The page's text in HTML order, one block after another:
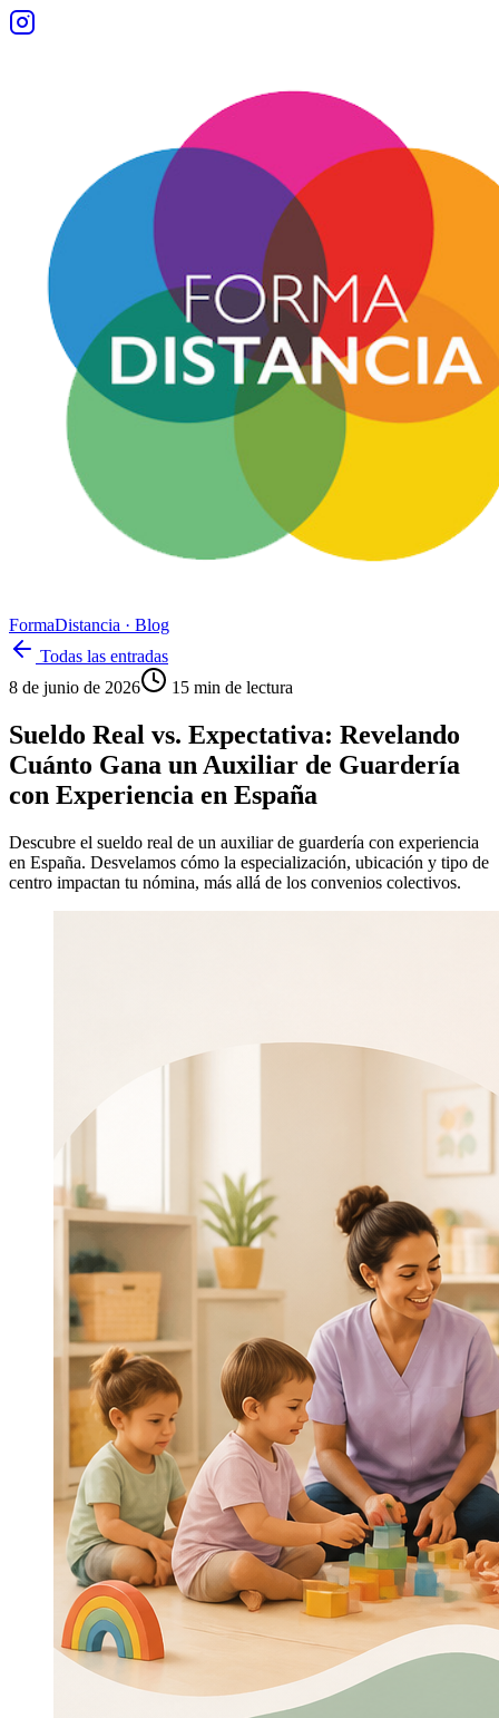
FormaDistancia · Blog
Todas las entradas
8 de junio de 2026
15 min de lectura
Sueldo Real vs. Expectativa: Revelando
Cuánto Gana un Auxiliar de Guardería
con Experiencia en España
Descubre el sueldo real de un auxiliar de guardería con experiencia
en España. Desvelamos cómo la especialización, ubicación y tipo de
centro impactan tu nómina, más allá de los convenios colectivos.